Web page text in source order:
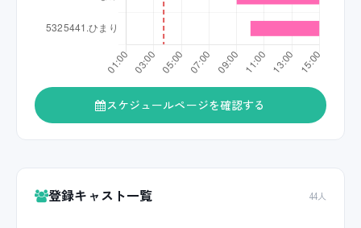
スケジュールページを確認する
登録キャスト一覧 44人